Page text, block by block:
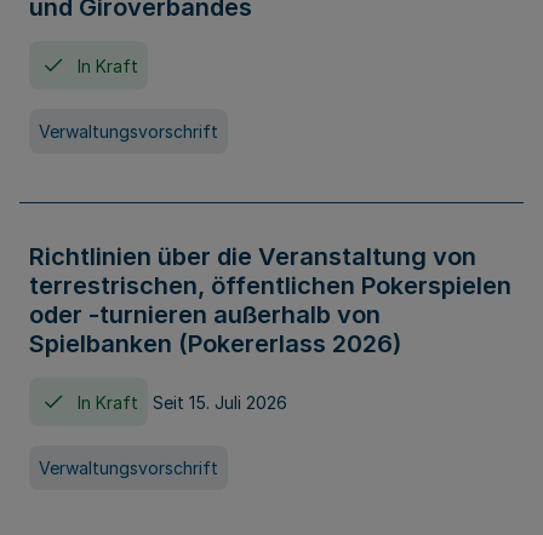
und Giroverbandes
In Kraft
Verwaltungsvorschrift
Richtlinien über die Veranstaltung von
terrestrischen, öffentlichen Pokerspielen
oder -turnieren außerhalb von
Spielbanken (Pokererlass 2026)
In Kraft Seit 15. Juli 2026
Verwaltungsvorschrift